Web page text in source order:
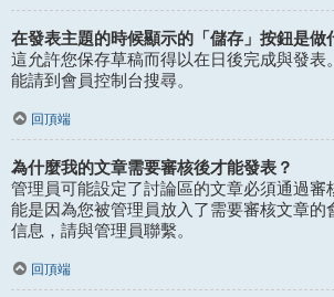
在發表主題的時候顯示的「儲存」按鈕是做
這允許您保存草稿而得以在日後完成與發表
能請到會員控制台搜尋。
回頂端
為什麼我的文章需要審核後才能發表？
管理員可能設定了討論區的文章必須通過審
能是因為您被管理員放入了需要審核文章的
信息，請與管理員聯繫。
回頂端